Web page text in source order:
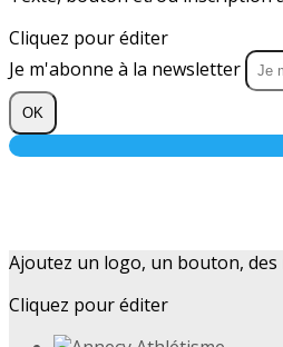
Cliquez pour éditer
Je m'abonne à la newsletter
OK
Ajoutez un logo, un bouton, des
Cliquez pour éditer